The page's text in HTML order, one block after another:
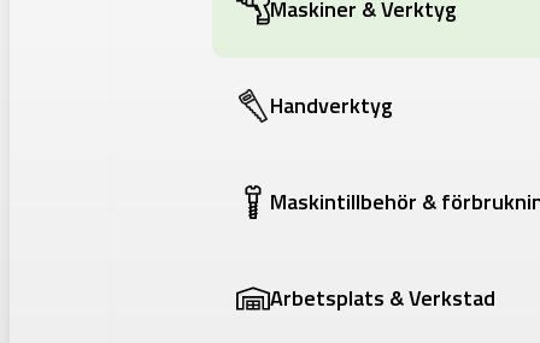
Maskiner & Verktyg
Handverktyg
Maskintillbehör &
Arbetsplats & Verkstad